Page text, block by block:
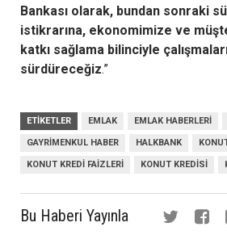
Bankası olarak, bundan sonraki
istikrarına, ekonomimize ve
katkı sağlama bilinciyle
sürdüreceğiz.”
ETIKETLER EMLAK EMLAK HABERLERI
GAYRIMENKUL HABER HALKBANK
KONUT KREDI FAIZLERI KONUT KREDISI
Bu Haberi Yayınla